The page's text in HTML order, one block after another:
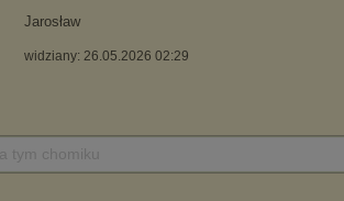
Jarosław
widziany: 26.05.2026 02:29